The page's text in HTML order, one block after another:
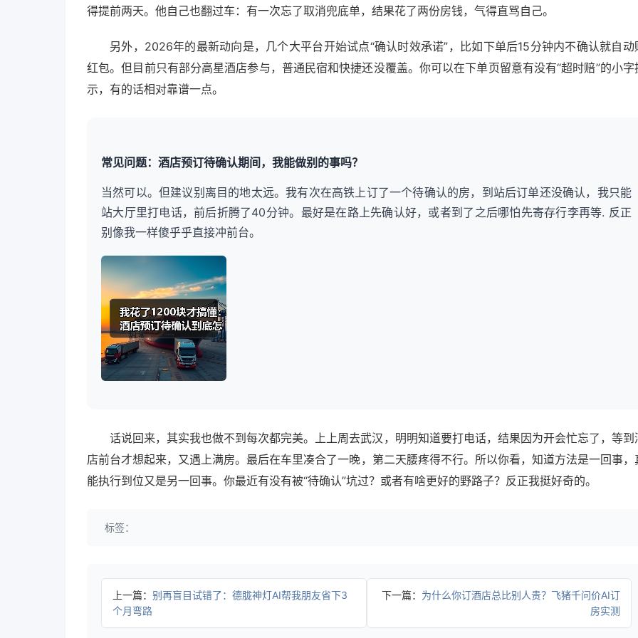
得提前两天。他自己也翻过车：有一次忘了取消兜底单，结果花了两份房钱，气得直骂自己。
另外，2026年的最新动向是，几个大平台开始试点“确认时效承诺”，比如下单后15分钟内不确认就自动
红包。但目前只有部分高星酒店参与，普通民宿和快捷还没覆盖。你可以在下单页留意有没有“超时赔”的小字
示，有的话相对靠谱一点。
常见问题：酒店预订待确认期间，我能做别的事吗？
当然可以。但建议别离目的地太远。我有次在高铁上订了一个待确认的房，到站后订单还没确认，我只能
站大厅里打电话，前后折腾了40分钟。最好是在路上先确认好，或者到了之后哪怕先寄存行李再等. 反正
别像我一样傻乎乎直接冲前台。
话说回来，其实我也做不到每次都完美。上上周去武汉，明明知道要打电话，结果因为开会忙忘了，等到
店前台才想起来，又遇上满房。最后在车里凑合了一晚，第二天腰疼得不行。所以你看，知道方法是一回事，
能执行到位又是另一回事。你最近有没有被“待确认”坑过？或者有啥更好的野路子？反正我挺好奇的。
标签：
上一篇： 别再盲目试错了：德胧神灯AI帮我朋友省下3
个月弯路
下一篇： 为什么你订酒店总比别人贵？飞猪千问价AI订
房实测